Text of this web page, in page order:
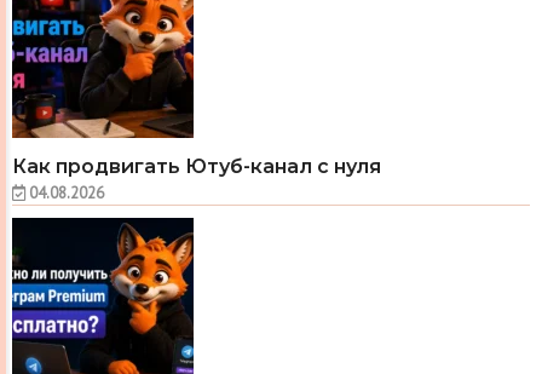
Как продвигать Ютуб-канал с нуля
04.08.2026